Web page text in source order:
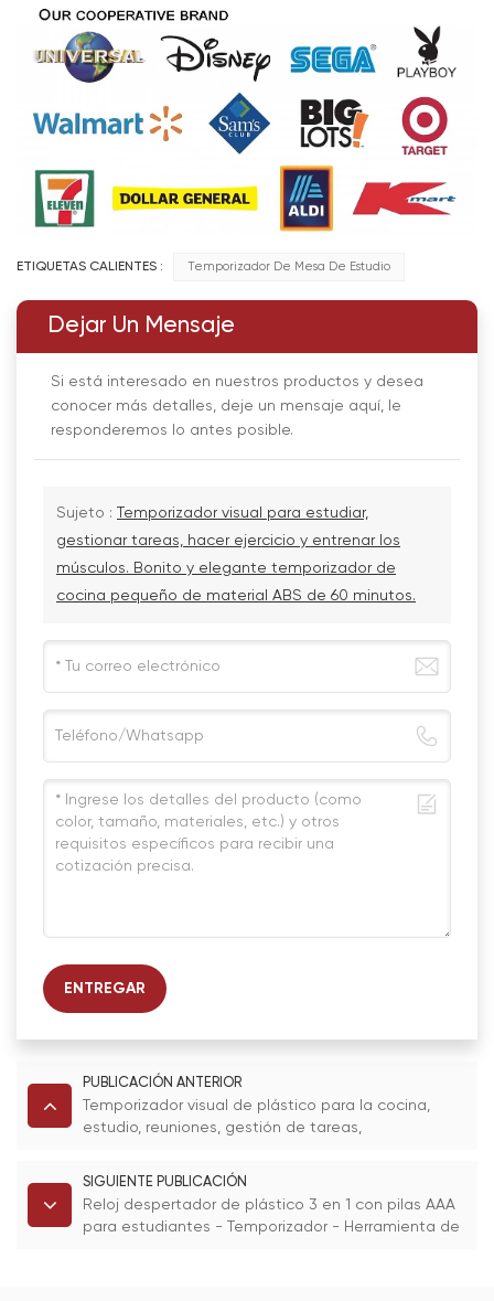
ETIQUETAS CALIENTES : Temporizador De Mesa De Estudio
Dejar Un Mensaje
Si está interesado en nuestros productos y desea
conocer más detalles, deje un mensaje aquí, le
responderemos lo antes posible.
Sujeto :
Temporizador visual para estudiar,
gestionar tareas, hacer ejercicio y entrenar los
músculos. Bonito y elegante temporizador de
cocina pequeño de material ABS de 60 minutos.
ENTREGAR
PUBLICACIÓN ANTERIOR
Temporizador visual de plástico para la cocina,
estudio, reuniones, gestión de tareas,
para escritorio.
SIGUIENTE PUBLICACIÓN
Reloj despertador de plástico 3 en 1 con pilas AAA
para estudiantes - Temporizador - Herramienta de